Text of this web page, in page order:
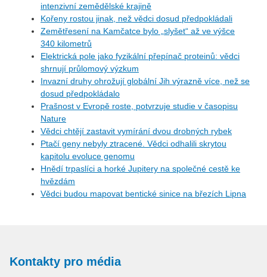
intenzivní zemědělské krajině
Kořeny rostou jinak, než vědci dosud předpokládali
Zemětřesení na Kamčatce bylo „slyšet“ až ve výšce
340 kilometrů
Elektrická pole jako fyzikální přepínač proteinů: vědci
shrnují průlomový výzkum
Invazní druhy ohrožují globální Jih výrazně více, než se
dosud předpokládalo
Prašnost v Evropě roste, potvrzuje studie v časopisu
Nature
Vědci chtějí zastavit vymírání dvou drobných rybek
Ptačí geny nebyly ztracené. Vědci odhalili skrytou
kapitolu evoluce genomu
Hnědí trpaslíci a horké Jupitery na společné cestě ke
hvězdám
Vědci budou mapovat bentické sinice na březích Lipna
Kontakty pro média